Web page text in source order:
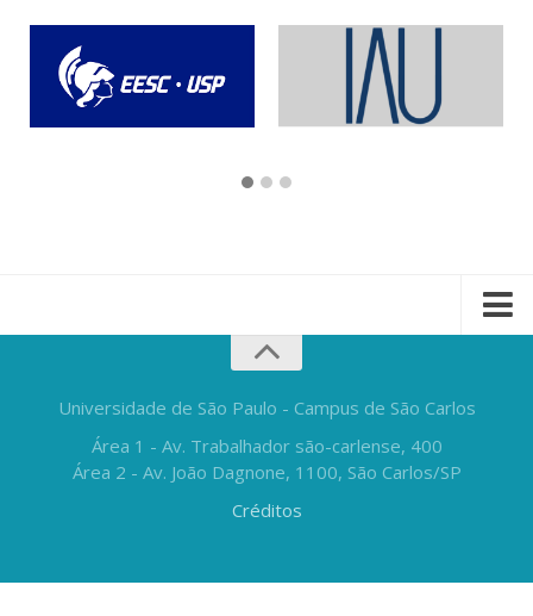
Universidade de São Paulo - Campus de São Carlos
Área 1 - Av. Trabalhador são-carlense, 400
Área 2 - Av. João Dagnone, 1100, São Carlos/SP
Créditos